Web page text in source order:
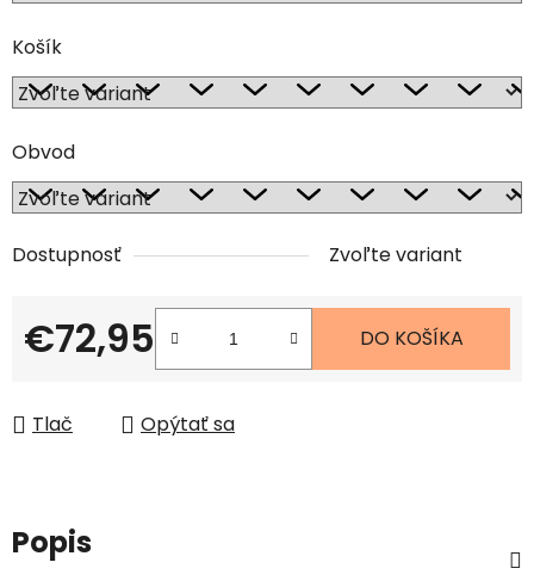
Košík
Obvod
Dostupnosť Zvoľte variant
€72,95
Jednotková cena:
DO KOŠÍKA
Tlač Opýtať sa
Popis